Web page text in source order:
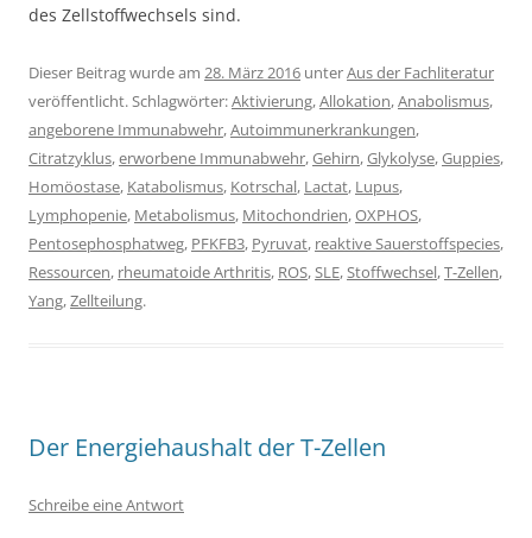
des Zellstoffwechsels sind.
Dieser Beitrag wurde am 28. März 2016 unterAus der Fachliteratur
veröffentlicht. Schlagwörter:Aktivierung,Allokation,Anabolismus,
angeborene Immunabwehr,Autoimmunerkrankungen,
Citratzyklus,erworbene Immunabwehr,Gehirn,Glykolyse,Guppies,
Homöostase, Katabolismus, Kotrschal, Lactat, Lupus,
Lymphopenie, Metabolismus, Mitochondrien,OXPHOS,
Pentosephosphatweg, PFKFB3, Pyruvat, reaktive Sauerstoffspecies,
Ressourcen, rheumatoide Arthritis, ROS,SLE,Stoffwechsel,T-Zellen,
Yang,Zellteilung.
Der Energiehaushalt der T-Zellen
Schreibe eine Antwort